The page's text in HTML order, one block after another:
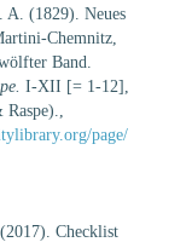
A. (1829). Neues
Chemnitz,
Band.
I-XII [= 1-12],
page/
Checklist